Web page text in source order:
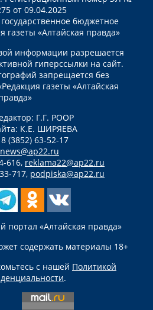
от 09.04.2025
бюджетное
газеты «Алтайская правда»
информации разрешается
гиперссылки на сайт.
запрещается без
газеты «Алтайская
Г.Г. РООР
К.Е. ШИРЯЕВА
(3852) 63-52-17
news@ap22.ru
616, reklama22@ap22.ru
717, podpiska@ap22.ru
«Алтайская правда»
содержать материалы 18+
с нашей Политикой
.